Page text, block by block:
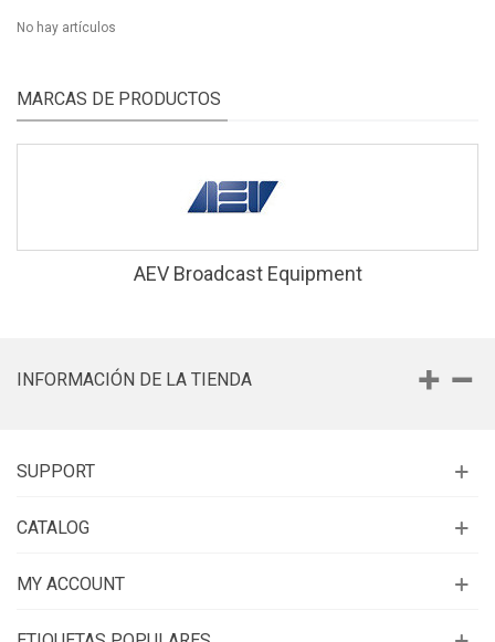
No hay artículos
MARCAS DE PRODUCTOS
AEV Broadcast Equipment
INFORMACIÓN DE LA TIENDA
SUPPORT
CATALOG
MY ACCOUNT